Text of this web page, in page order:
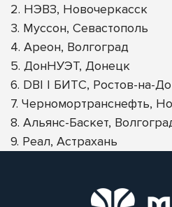
2. НЭВЗ, Новочеркасск
3. Муссон, Севастополь
4. Ареон, Волгоград
5. ДонНУЭТ, Донецк
6. DBI | БИТС, Ростов-на-
7. Черномортранснефть,
8. Альянс-Баскет,
9. Реал, Астрахань